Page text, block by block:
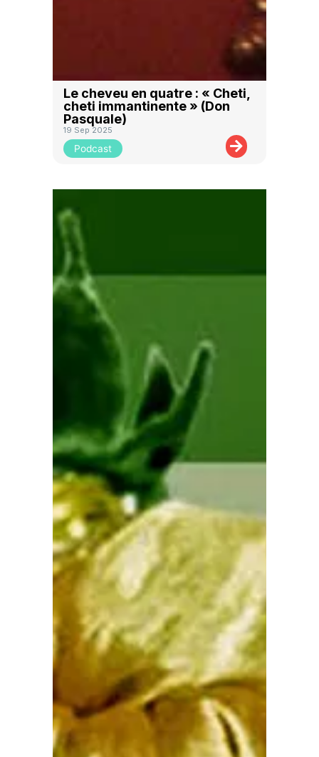
Le cheveu en quatre : « Cheti,
cheti immantinente » (Don
Pasquale)
19 Sep 2025
Podcast